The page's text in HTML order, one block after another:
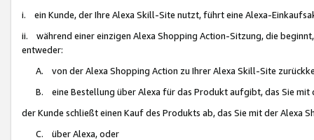
i. ein Kunde, der Ihre Alexa Skill-Site nutzt, führt eine Alexa-
ii. während einer einzigen Alexa Shopping Action-Sitzung, die
entweder:
A. von der Alexa Shopping Action zu Ihrer Alexa Skill-Site
B. eine Bestellung über Alexa für das Produkt aufgibt, das Sie mit
der Kunde schließt einen Kauf des Produkts ab, das Sie mit der Alexa
C. über Alexa, oder